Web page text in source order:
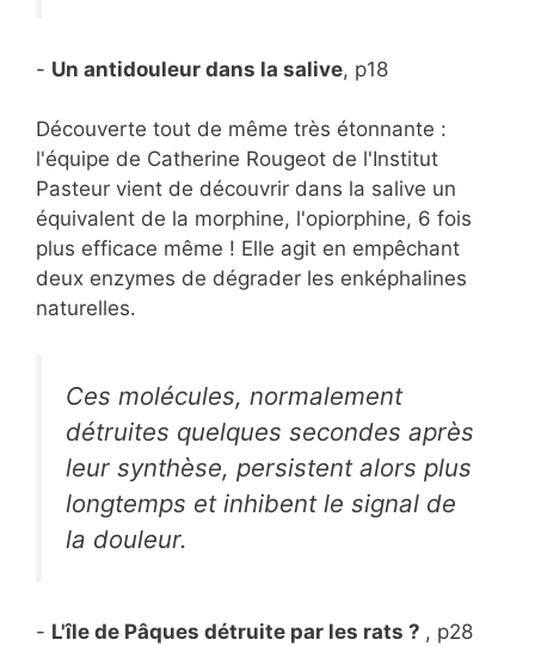
- Un antidouleur dans la salive, p18
Découverte tout de même très étonnante :
l'équipe de Catherine Rougeot de l'Institut
Pasteur vient de découvrir dans la salive un
équivalent de la morphine, l'opiorphine, 6 fois
plus efficace même ! Elle agit en empêchant
deux enzymes de dégrader les enképhalines
naturelles.
Ces molécules, normalement
détruites quelques secondes après
leur synthèse, persistent alors plus
longtemps et inhibent le signal de
la douleur.
- L'île de Pâques détruite par les rats ? , p28